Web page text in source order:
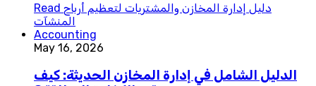
Read دليل إدارة المخازن والمشتريات لتعظيم أرباح
المنشآت
Accounting
May 16, 2026
الدليل الشامل في إدارة المخازن الحديثة: كيف